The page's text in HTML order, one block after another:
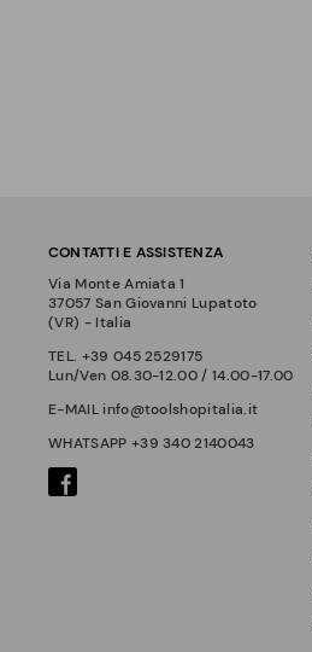
CONTATTI E ASSISTENZA
Via Monte Amiata 1
37057 San Giovanni Lupatoto
(VR) - Italia
TEL. +39 045 2529175
Lun/Ven 08.30-12.00 / 14.00-17.00
E-MAIL info@toolshopitalia.it
WHATSAPP +39 340 2140043